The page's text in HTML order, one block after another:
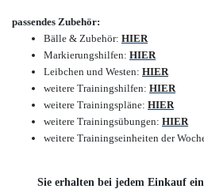
passendes Zubehör:
Bälle & Zubehör: HIER
Markierungshilfen: HIER
Leibchen und Westen: HIER
weitere Trainingshilfen: HIER
weitere Trainingspläne: HIER
weitere Trainingsübungen: HIER
weitere Trainingseinheiten der
Sie erhalten bei jedem Einkauf